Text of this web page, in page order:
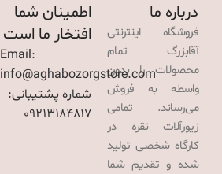
درباره ما
فروشگاه اینترنتی
آقابزرگ تمام
محصولات را بدون
واسطه به فروش
می‌رساند. تمامی
زیورآلات نقره در
کارگاه شخصی تولید
شده و تقدیم شما
اطمینان شما
افتخار ما است
Email:
info@aghabozorgstore.com
شماره پشتیبانی:
09213184817